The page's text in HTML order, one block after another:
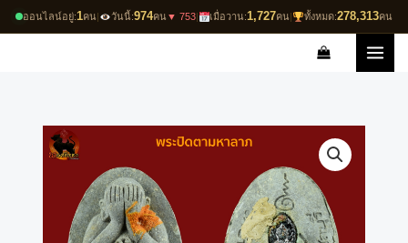
ออนไลน์อยู่:1คน| วันนี้:974คน▼ 753| เมื่อวาน:1,727คน| ทั้งหมด:278,313คน
Skip
to